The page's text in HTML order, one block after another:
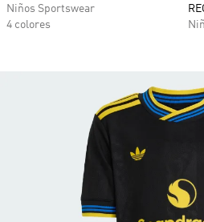
Niños Sportswear
4 colores